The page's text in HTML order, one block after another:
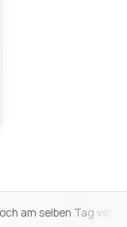
am selben Tag